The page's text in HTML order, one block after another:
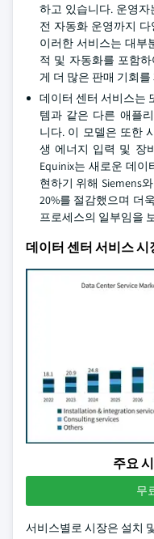
하고 있습니다. 운영
전 자동화 운영까지
이러한 서비스는 대부
적 및 자동화를 포함
게 더 많은 판매 기회
데이터 센터 서비스는
템과 같은 다른 애플
니다. 이 모델은 또한
생 에너지 입력 및 장
Equinix는 새로운 데
현하기 위해 Siemens
20%를 절감했으며 더
프로세스의 일부임을
데이터 센터 서비스 시
주요
무
서비스별로 시장은 설치